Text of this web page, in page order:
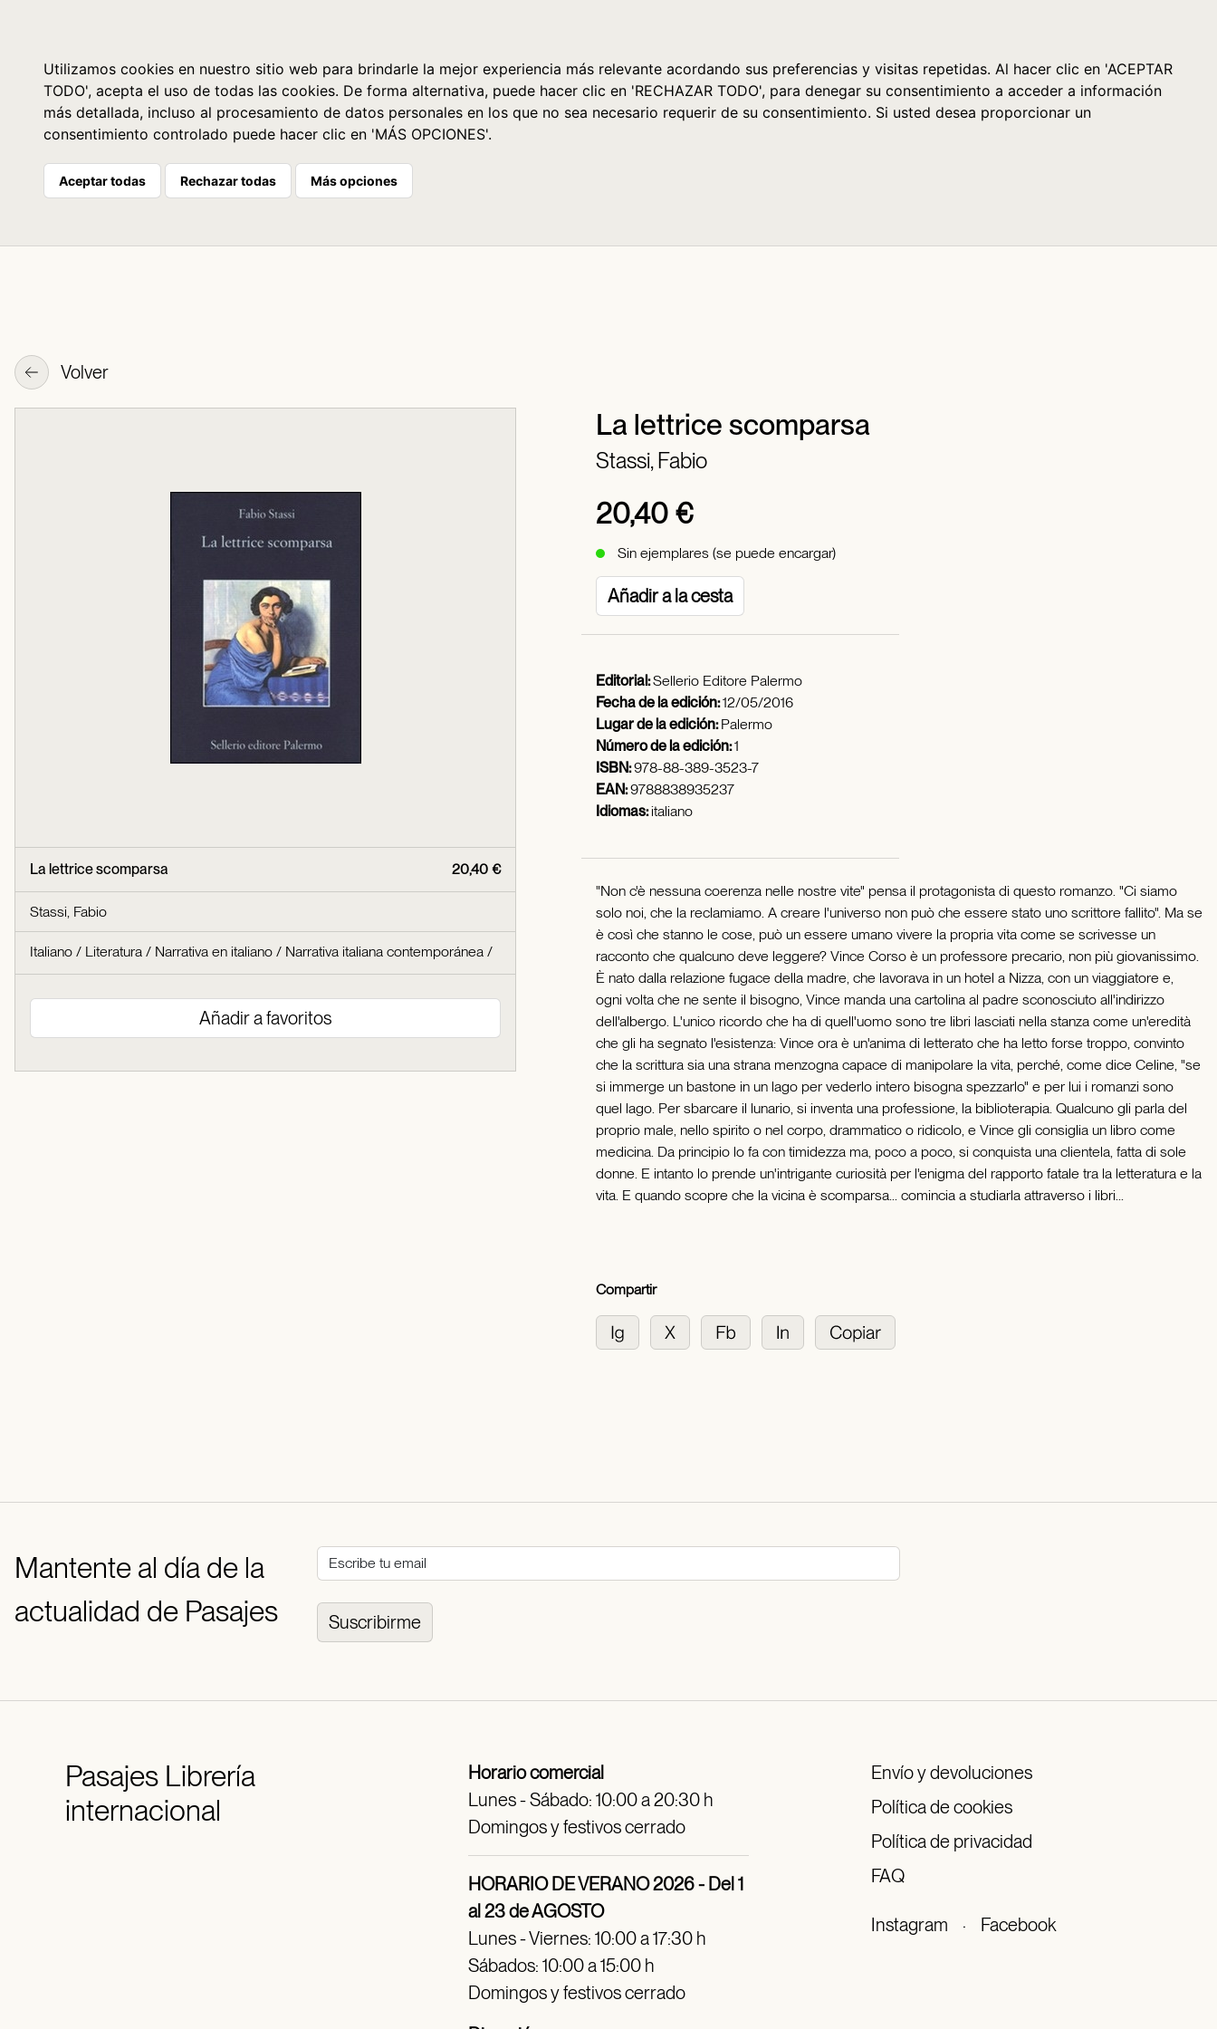
Utilizamos cookies en nuestro sitio web para brindarle la mejor experiencia más relevante acordando sus preferencias y visitas repetidas. Al hacer clic en 'ACEPTAR
TODO', acepta el uso de todas las cookies. De forma alternativa, puede hacer clic en 'RECHAZAR TODO', para denegar su consentimiento a acceder a información
más detallada, incluso al procesamiento de datos personales en los que no sea necesario requerir de su consentimiento. Si usted desea proporcionar un
consentimiento controlado puede hacer clic en 'MÁS OPCIONES'.
Aceptar todas Rechazar todas Más opciones
Volver
La lettrice scomparsa
Stassi, Fabio
20,40 €
Sin ejemplares (se puede encargar)
Añadir a la cesta
20,40 €
La lettrice scomparsa
Stassi, Fabio
Italiano / Literatura / Narrativa en italiano / Narrativa italiana contemporánea /
Añadir a favoritos
Editorial:Sellerio Editore Palermo
Fecha de la edición:12/05/2016
Lugar de la edición:Palermo
Número de la edición:1
ISBN:978-88-389-3523-7
EAN:9788838935237
Idiomas:italiano
"Non c'è nessuna coerenza nelle nostre vite" pensa il protagonista di questo romanzo. "Ci siamo
solo noi, che la reclamiamo. A creare l'universo non può che essere stato uno scrittore fallito". Ma se
è così che stanno le cose, può un essere umano vivere la propria vita come se scrivesse un
racconto che qualcuno deve leggere? Vince Corso è un professore precario, non più giovanissimo.
È nato dalla relazione fugace della madre, che lavorava in un hotel a Nizza, con un viaggiatore e,
ogni volta che ne sente il bisogno, Vince manda una cartolina al padre sconosciuto all'indirizzo
dell'albergo. L'unico ricordo che ha di quell'uomo sono tre libri lasciati nella stanza come un'eredità
che gli ha segnato l'esistenza: Vince ora è un'anima di letterato che ha letto forse troppo, convinto
che la scrittura sia una strana menzogna capace di manipolare la vita, perché, come dice Celine, "se
si immerge un bastone in un lago per vederlo intero bisogna spezzarlo" e per lui i romanzi sono
quel lago. Per sbarcare il lunario, si inventa una professione, la biblioterapia. Qualcuno gli parla del
proprio male, nello spirito o nel corpo, drammatico o ridicolo, e Vince gli consiglia un libro come
medicina. Da principio lo fa con timidezza ma, poco a poco, si conquista una clientela, fatta di sole
donne. E intanto lo prende un'intrigante curiosità per l'enigma del rapporto fatale tra la letteratura e la
vita. E quando scopre che la vicina è scomparsa... comincia a studiarla attraverso i libri...
Compartir
Mantente al día de la
actualidad de Pasajes
Suscribirme
PasajesLibrería
internacional
Horario comercial
Lunes - Sábado: 10:00 a 20:30 h
Domingos y festivos cerrado
HORARIO DE VERANO 2026 - Del 1
al 23 de AGOSTO
Lunes - Viernes: 10:00 a 17:30 h
Sábados: 10:00 a 15:00 h
Domingos y festivos cerrado
Envío y devoluciones
Política de cookies
Política de privacidad
FAQ
Instagram · Facebook